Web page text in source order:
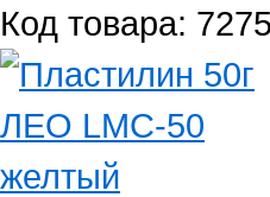
Код товара: